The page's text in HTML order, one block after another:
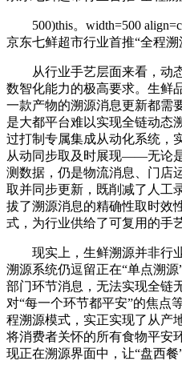
500)this。width=500
京东七鲜超市行业首推“全程溯
从行业手艺层面来看，动
数智化能力的极高要求。生鲜
一款产物的溯源消息更新都需
是大都平台难以实现全链动态
过打制专属集成从动化系统，
从动同步取及时展现——无论
测数据，仍是物流消息、门店
取并同步更新，既削减了人工
拔了溯源消息的精确性取时效
式，为行业供给了可复用的手
现实上，生鲜溯源并非行业
溯源系统仍逗留正在“单点溯
部门环节消息，无法实现全链
对“每一个环节都平安”的焦点
程溯源模式，实正实现了从产
将消费者关怀的所有食物平安
现正在溯源界面中，让“盘西餐